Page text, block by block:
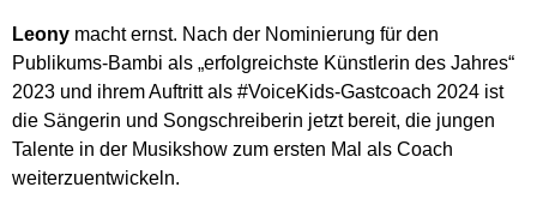
Leony macht ernst. Nach der Nominierung für den
Publikums-Bambi als „erfolgreichste Künstlerin des Jahres“
2023 und ihrem Auftritt als #VoiceKids-Gastcoach 2024 ist
die Sängerin und Songschreiberin jetzt bereit, die jungen
Talente in der Musikshow zum ersten Mal als Coach
weiterzuentwickeln.